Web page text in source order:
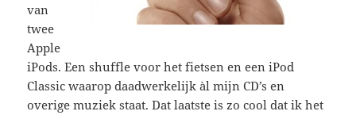
van
twee
Apple
iPods. Een shuffle voor het fietsen en een iPod
Classic waarop daadwerkelijk àl mijn CD’s en
overige muziek staat. Dat laatste is zo cool dat ik het